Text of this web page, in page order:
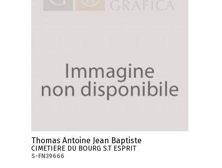
Thomas Antoine Jean Baptiste
CIMETIERE DU BOURG S.T ESPRIT
S-FN39666